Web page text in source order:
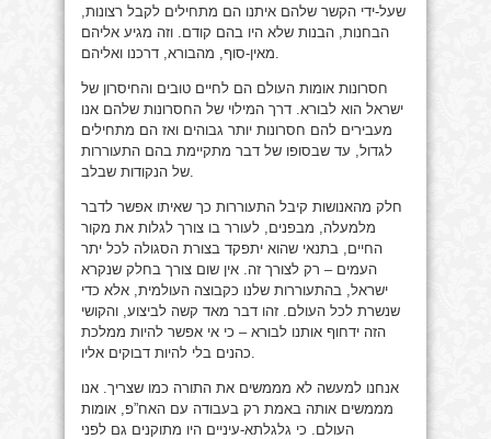
שעל-ידי הקשר שלהם איתנו הם מתחילים לקבל רצונות,
הבחנות, הבנות שלא היו בהם קודם. וזה מגיע אליהם
חסרונות אומות העולם הם לחיים טובים והחיסרון של
ישראל הוא לבורא. דרך המילוי של החסרונות שלהם אנו
מעבירים להם חסרונות יותר גבוהים ואז הם מתחילים
לגדול, עד שבסופו של דבר מתקיימת בהם התעוררות
חלק מהאנושות קיבל התעוררות כך שאיתו אפשר לדבר
מלמעלה, מבפנים, לעורר בו צורך לגלות את מקור
החיים, בתנאי שהוא יתפקד בצורת הסגולה לכל יתר
העמים – רק לצורך זה. אין שום צורך בחלק שנקרא
ישראל, בהתעוררות שלנו כקבוצה העולמית, אלא כדי
שנשרת לכל העולם. זהו דבר מאד קשה לביצוע, והקושי
הזה ידחוף אותנו לבורא – כי אי אפשר להיות ממלכת
אנחנו למעשה לא מממשים את התורה כמו שצריך. אנו
מממשים אותה באמת רק בעבודה עם האח”פ, אומות
העולם. כי גלגלתא-עיניים היו מתוקנים גם לפני